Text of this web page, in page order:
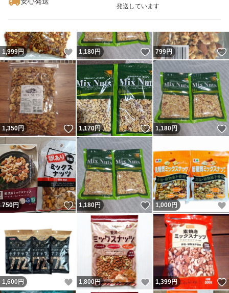
発送しています
1,999円 いいね！
1,180円 いいね！
799円
1,350円 いいね！
1,170円 いいね！
1,180円
750円 いいね！
1,180円 いいね！
1,000 円
1,600 円 いいね！
1,800円 いいね！
1,399円